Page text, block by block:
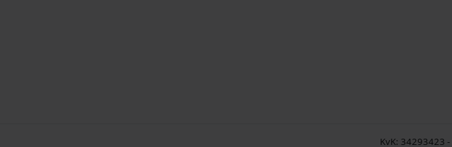
KvK: 34293423